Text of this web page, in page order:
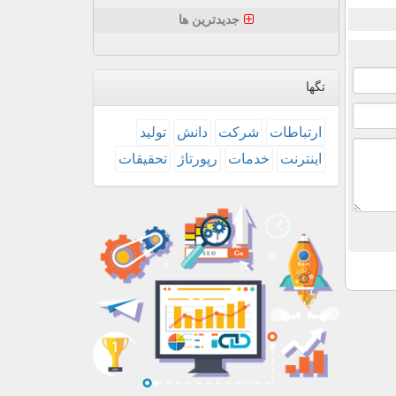
جدیدترین ها
تگها
ارتباطات شركت دانش
تولید
اینترنت
خدمات رپورتاژ تحقیقات